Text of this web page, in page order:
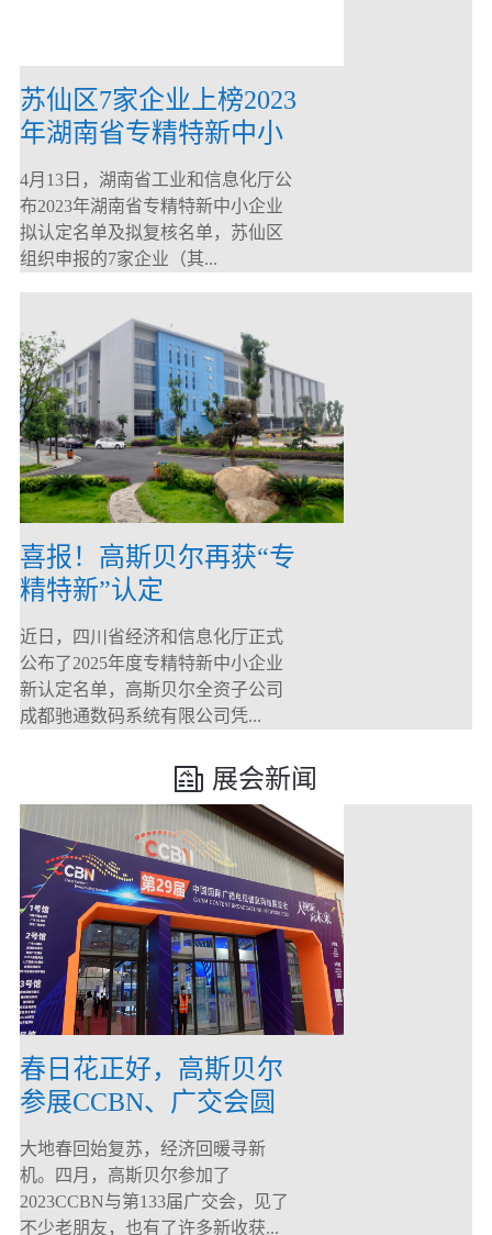
苏仙区7家企业上榜2023
年湖南省专精特新中小
企业
4月13日，湖南省工业和信息化厅公
布2023年湖南省专精特新中小企业
拟认定名单及拟复核名单，苏仙区
组织申报的7家企业（其...
喜报！高斯贝尔再获“专
精特新”认定
近日，四川省经济和信息化厅正式
公布了2025年度专精特新中小企业
新认定名单，高斯贝尔全资子公司
成都驰通数码系统有限公司凭...
展会新闻
春日花正好，高斯贝尔
参展CCBN、广交会圆
满落幕！
大地春回始复苏，经济回暖寻新
机。四月，高斯贝尔参加了
2023CCBN与第133届广交会，见了
不少老朋友，也有了许多新收获...